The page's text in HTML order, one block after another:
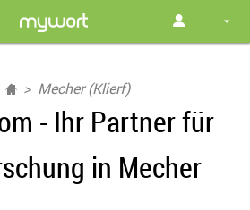
Mecher (Klierf)
- Ihr Partner für
in Mecher